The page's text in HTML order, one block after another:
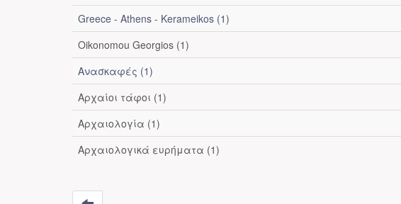
Greece - Athens - Kerameikos (1)
Oikonomou Georgios (1)
Ανασκαφές (1)
Αρχαίοι τάφοι (1)
Αρχαιολογία (1)
Αρχαιολογικά ευρήματα (1)